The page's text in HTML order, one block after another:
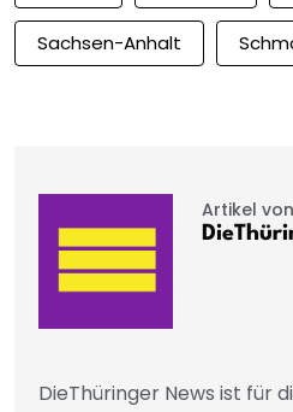
Sachsen-Anhalt
Artikel von
DieThüringer News ist für